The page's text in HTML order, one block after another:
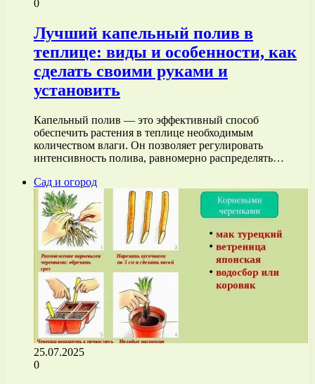
0
Лучший капельный полив в
теплице: виды и особенности, как
сделать своими руками и
установить
Капельный полив — это эффективный способ
обеспечить растения в теплице необходимым
количеством влаги. Он позволяет регулировать
интенсивность полива, равномерно распределять…
Сад и огород
25.07.2025
0